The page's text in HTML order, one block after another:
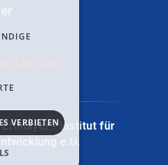
Ettmayer - Institut für
e.U.
VERBIETEN